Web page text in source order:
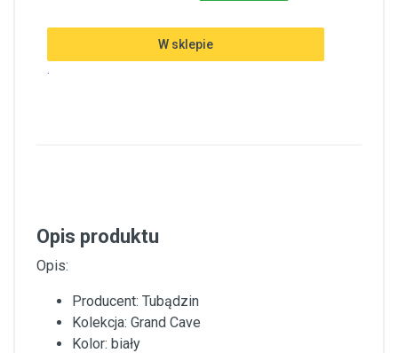
W sklepie
.
Opis produktu
Opis:
Producent: Tubądzin
Kolekcja: Grand Cave
Kolor: biały